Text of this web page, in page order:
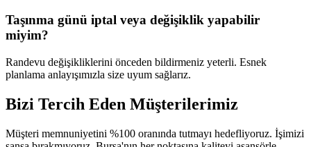
Taşınma günü iptal veya değişiklik yapabilir
miyim?
Randevu değişikliklerini önceden bildirmeniz yeterli. Esnek
planlama anlayışımızla size uyum sağlarız.
Bizi Tercih Eden Müşterilerimiz
Müşteri memnuniyetini %100 oranında tutmayı hedefliyoruz. İşimizi